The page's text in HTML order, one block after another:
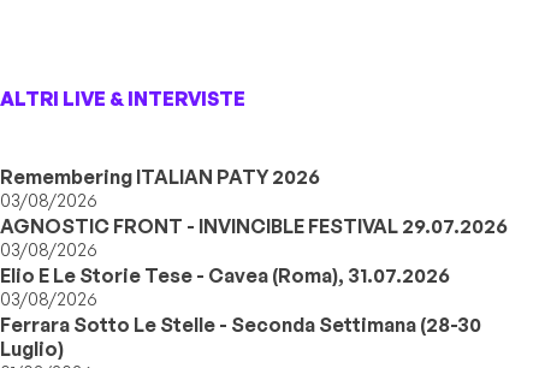
ALTRI LIVE & INTERVISTE
Remembering ITALIAN PATY 2026
03/08/2026
AGNOSTIC FRONT - INVINCIBLE FESTIVAL 29.07.2026
03/08/2026
Elio E Le Storie Tese - Cavea (Roma), 31.07.2026
03/08/2026
Ferrara Sotto Le Stelle - Seconda Settimana (28-30
Luglio)